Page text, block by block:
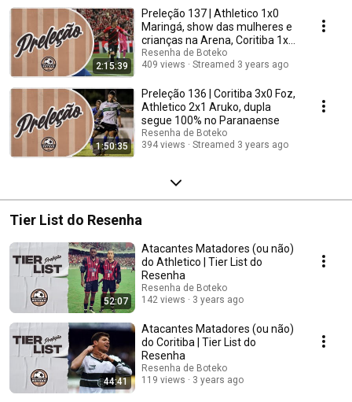
2:15:39
Preleção 137 | Athletico 1x0
Maringá, show das mulheres e
crianças na Arena, Coritiba 1x0
Rio Branco
Resenha de Boteko
409 views
Streamed 3 years ago
1:50:35
Preleção 136 | Coritiba 3x0 Foz,
Athletico 2x1 Aruko, dupla
segue 100% no Paranaense
Resenha de Boteko
394 views
Streamed 3 years ago
Tier List do Resenha
52:07
Atacantes Matadores (ou não)
do Athletico | Tier List do
Resenha
Resenha de Boteko
142 views
3 years ago
44:41
Atacantes Matadores (ou não)
do Coritiba | Tier List do
Resenha
Resenha de Boteko
119 views
3 years ago